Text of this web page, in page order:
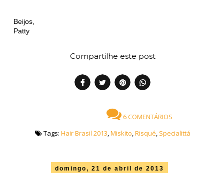
Beijos,
Patty
Compartilhe este post
6 COMENTÁRIOS
Tags: Hair Brasil 2013,Miskito,Risqué, Specialittá
domingo, 21 de abril de 2013